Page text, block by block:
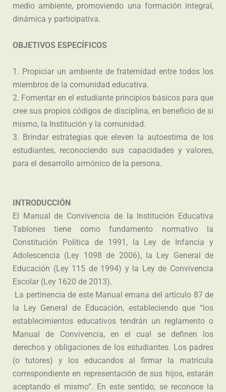
medio ambiente, promoviendo una formación integral,
dinámica y participativa.
OBJETIVOS ESPECÍFICOS
1. Propiciar un ambiente de fraternidad entre todos los
miembros de la comunidad educativa.
2. Fomentar en el estudiante principios básicos para que
cree sus propios códigos de disciplina, en beneficio de sí
mismo, la Institución y la comunidad.
3. Brindar estrategias que eleven la autoestima de los
estudiantes, reconociendo sus capacidades y valores,
para el desarrollo armónico de la persona.
INTRODUCCIÓN
El Manual de Convivencia de la Institución Educativa
Tablones tiene como fundamento normativo la
Constitución Política de 1991, la Ley de Infancia y
Adolescencia (Ley 1098 de 2006), la Ley General de
Educación (Ley 115 de 1994) y la Ley de Convivencia
Escolar (Ley 1620 de 2013).
La pertinencia de este Manual emana del artículo 87 de
la Ley General de Educación, estableciendo que “los
establecimientos educativos tendrán un reglamento o
Manual de Convivencia, en el cual se definen los
derechos y obligaciones de los estudiantes. Los padres
(o tutores) y los educandos al firmar la matrícula
correspondiente en representación de sus hijos, estarán
aceptando el mismo”. En este sentido, se reconoce la